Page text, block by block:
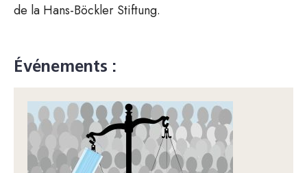
de la Hans-Böckler Stiftung.
Événements :